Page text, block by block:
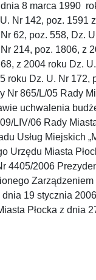
8 marca 1990
Nr 142, poz. 1591
62, poz. 558, Dz.
214, poz. 1806, z
z 2004 roku Dz.
roku Dz. U. Nr 172,
Nr 865/L/05 Rady
uchwalenia
LIV/06 Rady
Usług Miejskich
Urzędu Miasta
4405/2006
Zarządzeniem
19 stycznia
Płocka z dnia